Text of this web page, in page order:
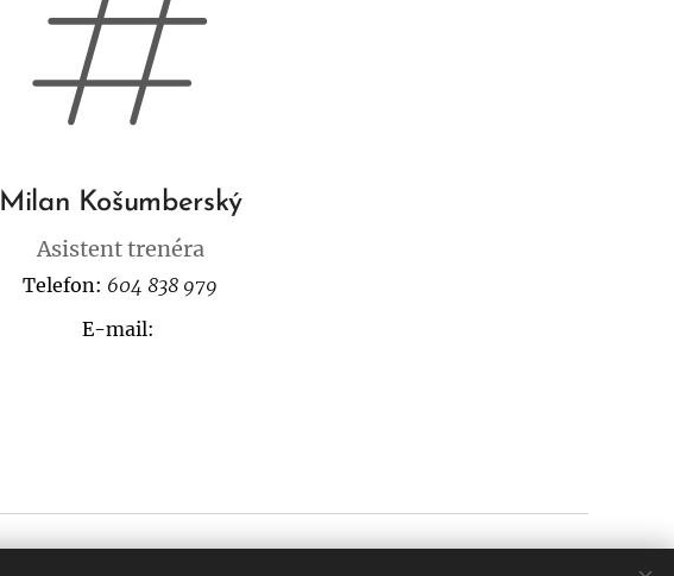
Milan Košumberský
Asistent trenéra
Telefon: 604 838 979
E-mail: